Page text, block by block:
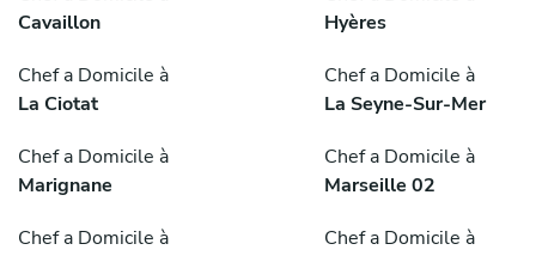
Cavaillon
Hyères
Chef a Domicile à
La Ciotat
Chef a Domicile à
La Seyne-Sur-Mer
Chef a Domicile à
Marignane
Chef a Domicile à
Marseille 02
Chef a Domicile à
Chef a Domicile à